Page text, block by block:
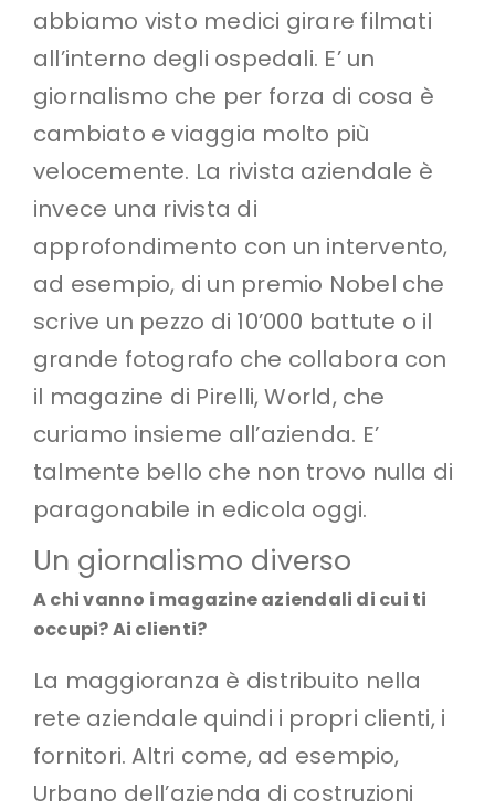
abbiamo visto medici girare filmati
all’interno degli ospedali. E’ un
giornalismo che per forza di cosa è
cambiato e viaggia molto più
velocemente. La rivista aziendale è
invece una rivista di
approfondimento con un intervento,
ad esempio, di un premio Nobel che
scrive un pezzo di 10’000 battute o il
grande fotografo che collabora con
il magazine di Pirelli, World, che
curiamo insieme all’azienda. E’
talmente bello che non trovo nulla di
paragonabile in edicola oggi.
Un giornalismo diverso
A chi vanno i magazine aziendali di cui ti
occupi? Ai clienti?
La maggioranza è distribuito nella
rete aziendale quindi i propri clienti, i
fornitori. Altri come, ad esempio,
Urbano dell’azienda di costruzioni